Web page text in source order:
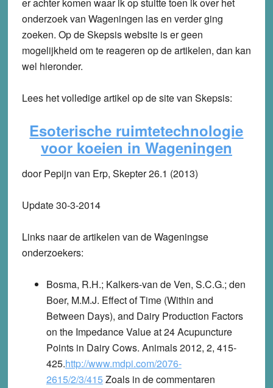
onderzoek van Wageningen las en verder ging
zoeken. Op de Skepsis website is er geen
mogelijkheid om te reageren op de artikelen, dan kan
wel hieronder.
Lees het volledige artikel op de site van Skepsis:
Esoterische ruimtetechnologie
voor koeien in Wageningen
door Pepijn van Erp, Skepter 26.1 (2013)
Update 30-3-2014
Links naar de artikelen van de Wageningse
onderzoekers:
Bosma, R.H.; Kalkers-van de Ven, S.C.G.; den
Boer, M.M.J. Effect of Time (Within and
Between Days), and Dairy Production Factors
on the Impedance Value at 24 Acupuncture
Points in Dairy Cows. Animals 2012, 2, 415-
425.http://www.mdpi.com/2076-
2615/2/3/415Zoals in de commentaren